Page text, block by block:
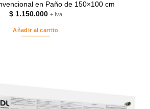
en Paño de 150×100 cm
$ 1.150.000 + Iva
Añadir al carrito